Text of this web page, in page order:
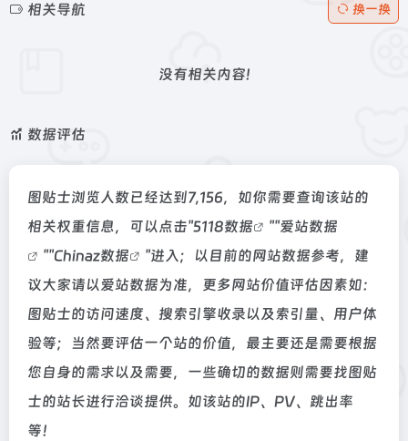
相关导航 换一换
没有相关内容!
数据评估
图贴士浏览人数已经达到7,156，如你需要查询该站的
相关权重信息，可以点击"5118数据 ""爱站数据
""Chinaz数据
"进入；以目前的网站数据参考，建
议大家请以爱站数据为准，更多网站价值评估因素如：
图贴士的访问速度、搜索引擎收录以及索引量、用户体
验等；当然要评估一个站的价值，最主要还是需要根据
您自身的需求以及需要，一些确切的数据则需要找图贴
士的站长进行洽谈提供。如该站的IP、PV、跳出率
等！